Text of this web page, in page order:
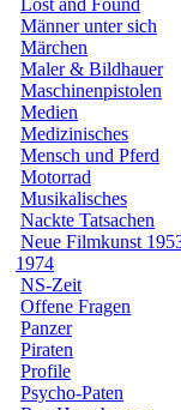
Lost and Found
Männer unter sich
Märchen
Maler & Bildhauer
Maschinenpistolen
Medien
Medizinisches
Mensch und Pferd
Motorrad
Musikalisches
Nackte Tatsachen
Neue Filmkunst
1974
NS-Zeit
Offene Fragen
Panzer
Piraten
Profile
Psycho-Paten